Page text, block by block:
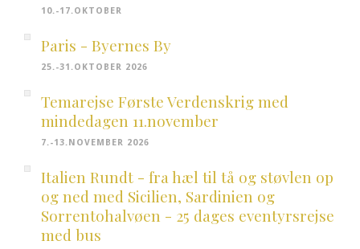
10.-17.OKTOBER
Paris - Byernes By
25.-31.OKTOBER 2026
Temarejse Første Verdenskrig med
mindedagen 11.november
7.-13.NOVEMBER 2026
Italien Rundt - fra hæl til tå og støvlen op
og ned med Sicilien, Sardinien og
Sorrentohalvøen - 25 dages eventyrsrejse
med bus